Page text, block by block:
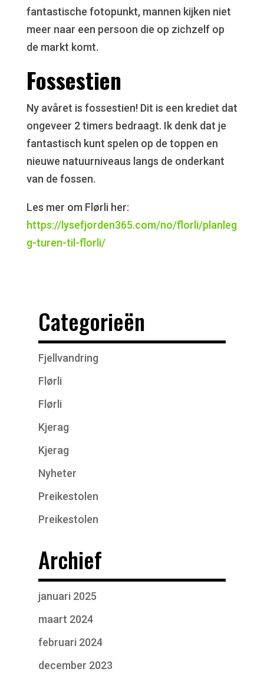
fantastische fotopunkt, mannen kijken niet
meer naar een persoon die op zichzelf op
de markt komt.
Fossestien
Ny avåret is fossestien! Dit is een krediet dat
ongeveer 2 timers bedraagt. Ik denk dat je
fantastisch kunt spelen op de toppen en
nieuwe natuurniveaus langs de onderkant
van de fossen.
Les mer om Flørli her:
https://lysefjorden365.com/no/florli/planleg
g-turen-til-florli/
Categorieën
Fjellvandring
Flørli
Flørli
Kjerag
Kjerag
Nyheter
Preikestolen
Preikestolen
Archief
januari 2025
maart 2024
februari 2024
december 2023